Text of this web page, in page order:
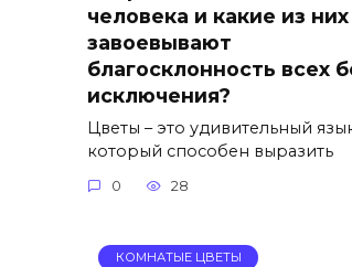
человека и какие из них
завоевывают
благосклонность всех
исключения?
Цветы – это удивительный
который способен выразить
0 28
КОМНАТЫЕ ЦВЕТЫ